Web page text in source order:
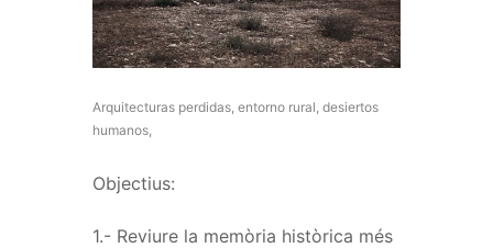
Arquitecturas perdidas, entorno rural, desiertos
humanos,
Objectius:
1.- Reviure la memòria històrica més